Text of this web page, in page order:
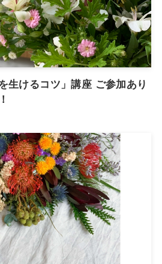
生けるコツ」講座 ご参加あり